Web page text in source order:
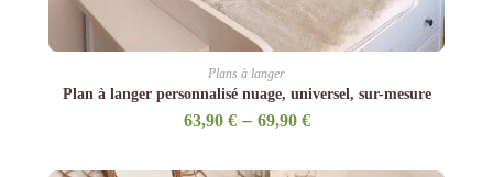
Plans à langer
Plan à langer personnalisé nuage, universel, sur-mesure
63,90 €– 69,90 €